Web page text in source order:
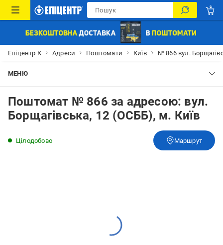
Епіцентр К Адреси Поштомати Київ № 866 вул.
МЕНЮ
Поштомат № 866 за адресою: вул.
Борщагівська, 12 (ОСББ), м. Київ
Цілодобово Маршрут